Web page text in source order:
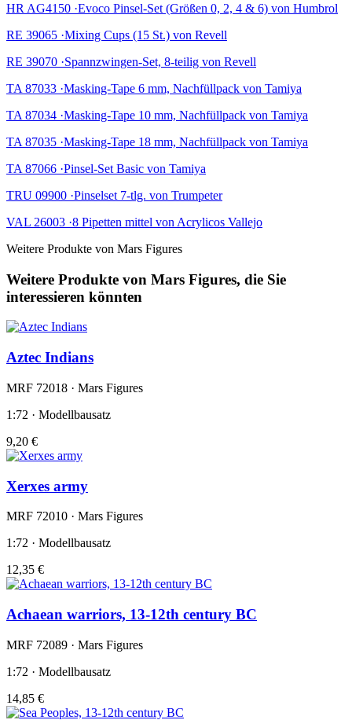
HR AG4150 ·Evoco Pinsel-Set (Größen 0, 2, 4 & 6) von Humbrol
RE 39065 ·Mixing Cups (15 St.) von Revell
RE 39070 ·Spannzwingen-Set, 8-teilig von Revell
TA 87033 ·Masking-Tape 6 mm, Nachfüllpack von Tamiya
TA 87034 ·Masking-Tape 10 mm, Nachfüllpack von Tamiya
TA 87035 ·Masking-Tape 18 mm, Nachfüllpack von Tamiya
TA 87066 ·Pinsel-Set Basic von Tamiya
TRU 09900 ·Pinselset 7-tlg. von Trumpeter
VAL 26003 ·8 Pipetten mittel von Acrylicos Vallejo
Weitere Produkte von Mars Figures
Weitere Produkte von Mars Figures, die Sie
interessieren könnten
Aztec Indians
MRF 72018 · Mars Figures
1:72 · Modellbausatz
9,20 €
Xerxes army
MRF 72010 · Mars Figures
1:72 · Modellbausatz
12,35 €
Achaean warriors, 13-12th century BC
MRF 72089 · Mars Figures
1:72 · Modellbausatz
14,85 €